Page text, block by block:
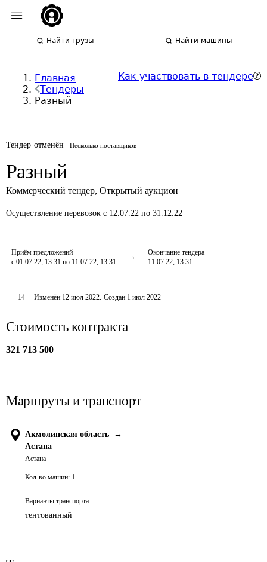
Найти грузы Найти машины
Главная
Тендеры
Разный
Как участвовать в тендере
Тендер отменён Несколько поставщиков
Разный
Коммерческий тендер, Открытый аукцион
Осуществление перевозок с 12.07.22 по 31.12.22
Приём предложений
с 01.07.22, 13:31 по 11.07.22, 13:31
Окончание тендера
11.07.22, 13:31
14 Изменён 12 июл 2022. Создан 1 июл 2022
Стоимость контракта
321 713 500
Маршруты и транспорт
Акмолинская область
→
Астана
Астана
Кол-во машин: 1
Варианты транспорта
тентованный